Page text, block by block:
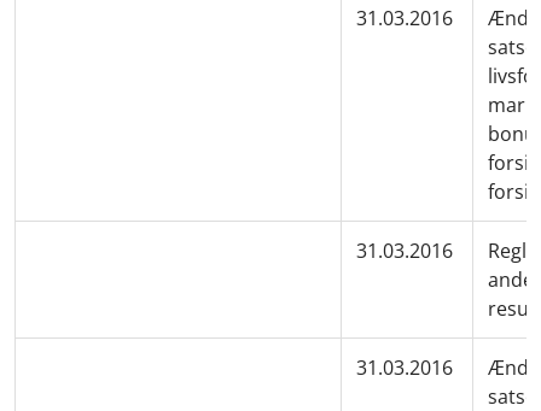
31.03.2016
31.03.2016
31.03.2016